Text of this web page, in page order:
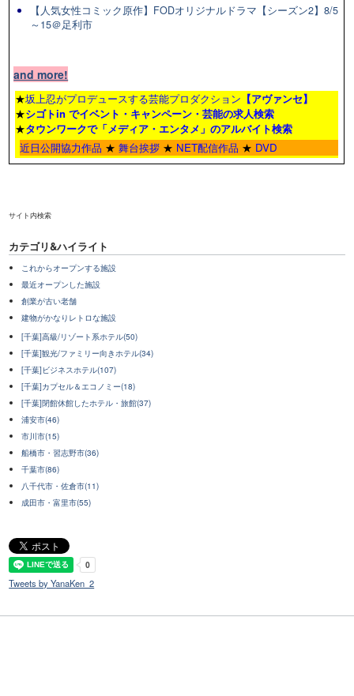
【人気女性コミック原作】FODオリジナルドラマ【シーズン2】8/5
～15＠足利市
and more!
★坂上忍がプロデュースする芸能プロダクション 【アヴァンセ】
★シゴトin でイベント・キャンペーン・芸能の求人検索
★タウンワークで「メディア・エンタメ」のアルバイト検索
近日公開協力作品 ★舞台挨拶 ★ NET配信作品 ★ DVD
サイト内検索
カテゴリ&ハイライト
これからオープンする施設
最近オープンした施設
創業が古い老舗
建物がかなりレトロな施設
[千葉]高級/リゾート系ホテル(50)
[千葉]観光/ファミリー向きホテル(34)
[千葉]ビジネスホテル(107)
[千葉]カプセル＆エコノミー(18)
[千葉]閉館休館したホテル・旅館(37)
浦安市(46)
市川市(15)
船橋市・習志野市(36)
千葉市(86)
八千代市・佐倉市(11)
成田市・富里市(55)
Tweets by YanaKen_2